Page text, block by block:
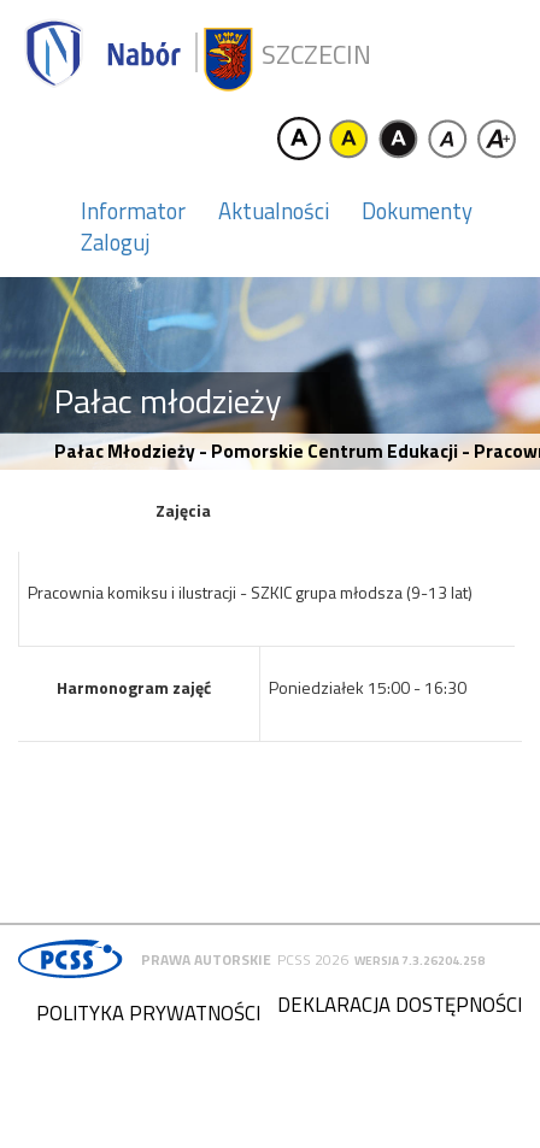
SZCZECIN
Informator Aktualności
Dokumenty
Zaloguj
Pałac młodzieży
Pałac Młodzieży - Pomorskie Centrum Edukacji -
Zajęcia
Pracownia komiksu i ilustracji - SZKIC grupa młodsza (9-13 lat)
Harmonogram zajęć Poniedziałek 15:00 - 16:30
PRAWA AUTORSKIE PCSS 2026 WERSJA 7.3.26204.258
DEKLARACJA DOSTĘPNOŚCI
POLITYKA PRYWATNOŚCI